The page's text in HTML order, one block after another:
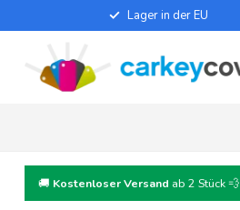
Lager in der EU
🚚 Kostenloser Versand ab 2 Stück 💨